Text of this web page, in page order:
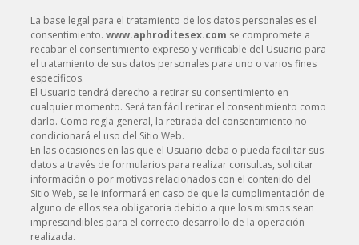
La base legal para el tratamiento de los datos personales es el
consentimiento. www.aphroditesex.com se compromete a
recabar el consentimiento expreso y verificable del Usuario para
el tratamiento de sus datos personales para uno o varios fines
específicos.
El Usuario tendrá derecho a retirar su consentimiento en
cualquier momento. Será tan fácil retirar el consentimiento como
darlo. Como regla general, la retirada del consentimiento no
condicionará el uso del Sitio Web.
En las ocasiones en las que el Usuario deba o pueda facilitar sus
datos a través de formularios para realizar consultas, solicitar
información o por motivos relacionados con el contenido del
Sitio Web, se le informará en caso de que la cumplimentación de
alguno de ellos sea obligatoria debido a que los mismos sean
imprescindibles para el correcto desarrollo de la operación
realizada.